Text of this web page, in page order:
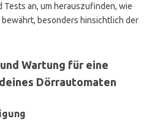
an, um herauszufinden, wie
bewährt, besonders hinsichtlich der
Wartung für eine
Dörrautomaten